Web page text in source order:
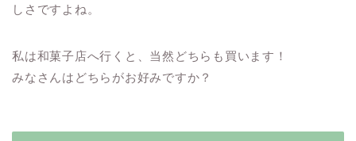
しさですよね。
私は和菓子店へ行くと、当然どちらも買います！
みなさんはどちらがお好みですか？